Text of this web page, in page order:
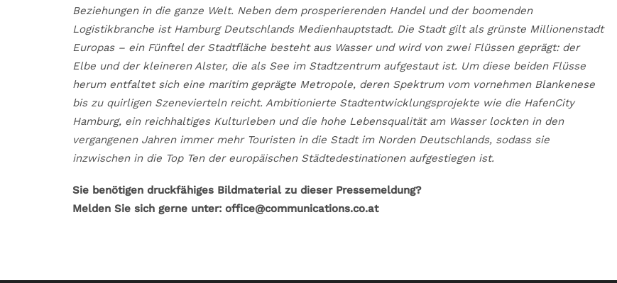
Beziehungen in die ganze Welt. Neben dem prosperierenden Handel und der boomenden
Logistikbranche ist Hamburg Deutschlands Medienhauptstadt. Die Stadt gilt als grünste Millionenstadt
Europas – ein Fünftel der Stadtfläche besteht aus Wasser und wird von zwei Flüssen geprägt: der
Elbe und der kleineren Alster, die als See im Stadtzentrum aufgestaut ist. Um diese beiden Flüsse
herum entfaltet sich eine maritim geprägte Metropole, deren Spektrum vom vornehmen Blankenese
bis zu quirligen Szenevierteln reicht. Ambitionierte Stadtentwicklungsprojekte wie die HafenCity
Hamburg, ein reichhaltiges Kulturleben und die hohe Lebensqualität am Wasser lockten in den
vergangenen Jahren immer mehr Touristen in die Stadt im Norden Deutschlands, sodass sie
inzwischen in die Top Ten der europäischen Städtedestinationen aufgestiegen ist.
Sie benötigen druckfähiges Bildmaterial zu dieser Pressemeldung?
Melden Sie sich gerne unter: office@communications.co.at